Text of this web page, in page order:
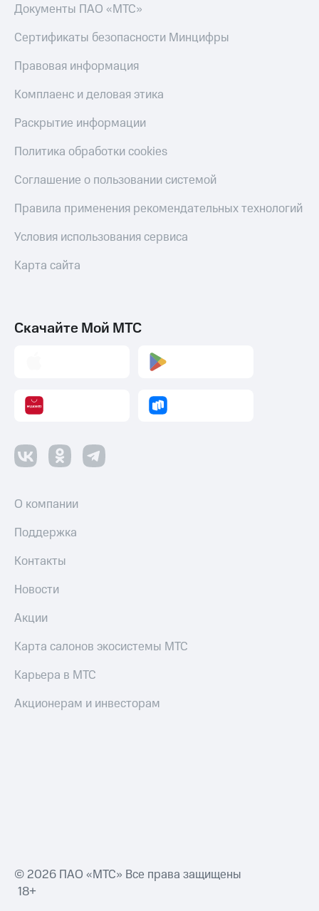
Документы ПАО «МТС»
Сертификаты безопасности Минцифры
Правовая информация
Комплаенс и деловая этика
Раскрытие информации
Политика обработки cookies
Соглашение о пользовании системой
Правила применения рекомендательных технологий
Условия использования сервиса
Карта сайта
Скачайте Мой МТС
О компании
Поддержка
Контакты
Новости
Акции
Карта салонов экосистемы МТС
Карьера в МТС
Акционерам и инвесторам
© 2026 ПАО «МТС» Все права защищены
18+